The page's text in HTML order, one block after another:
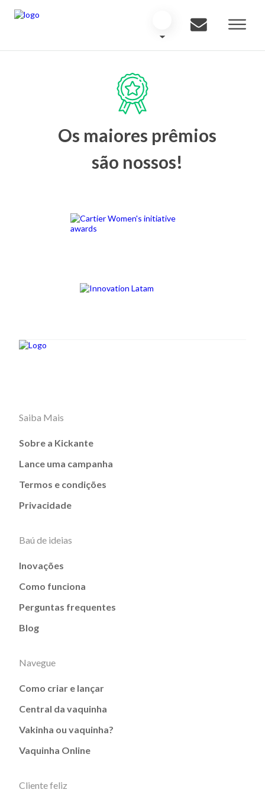
Os maiores prêmios
são nossos!
Saiba Mais
Sobre a Kickante
Lance uma campanha
Termos e condições
Privacidade
Baú de ideias
Inovações
Como funciona
Perguntas frequentes
Blog
Navegue
Como criar e lançar
Central da vaquinha
Vakinha ou vaquinha?
Vaquinha Online
Cliente feliz